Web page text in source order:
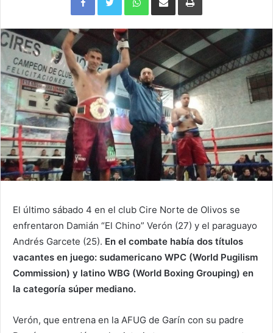
El último sábado 4 en el club Cire Norte de Olivos se
enfrentaron Damián “El Chino” Verón (27) y el paraguayo
Andrés Garcete (25). En el combate había dos títulos
vacantes en juego: sudamericano WPC (World Pugilism
Commission) y latino WBG (World Boxing Grouping) en
la categoría súper mediano.
Verón, que entrena en la AFUG de Garín con su padre